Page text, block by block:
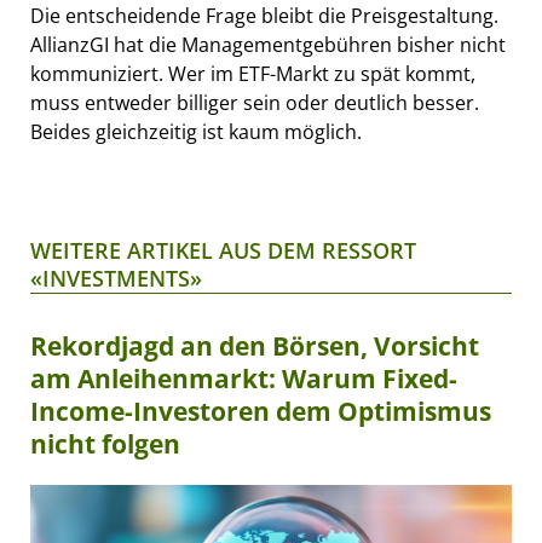
Die entscheidende Frage bleibt die Preisgestaltung.
AllianzGI hat die Managementgebühren bisher nicht
kommuniziert. Wer im ETF-Markt zu spät kommt,
muss entweder billiger sein oder deutlich besser.
Beides gleichzeitig ist kaum möglich.
WEITERE ARTIKEL AUS DEM RESSORT
«INVESTMENTS»
Rekordjagd an den Börsen, Vorsicht
am Anleihenmarkt: Warum Fixed-
Income-Investoren dem Optimismus
nicht folgen